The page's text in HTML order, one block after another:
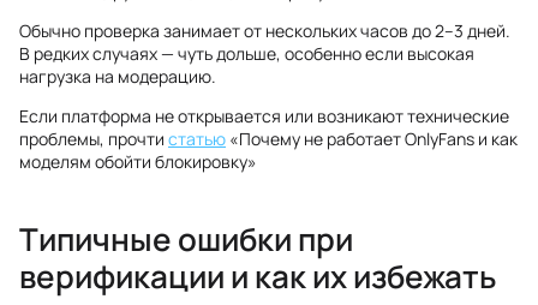
Обычно проверка занимает от нескольких часов до 2–3 дней.
В редких случаях — чуть дольше, особенно если высокая
нагрузка на модерацию.
Если платформа не открывается или возникают технические
проблемы, прочти статью «Почему не работает OnlyFans и как
моделям обойти блокировку»
Типичные ошибки при
верификации и как их избежать